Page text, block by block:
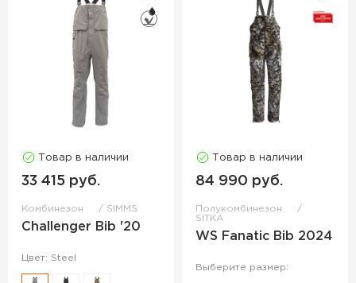
Товар в наличии
33 415 руб.
Комбинезон SIMMS
Challenger Bib '20
Цвет: Steel
Товар в наличии
84 990 руб.
Полукомбинезон
SITKA
WS Fanatic Bib 2024
Выберите размер: